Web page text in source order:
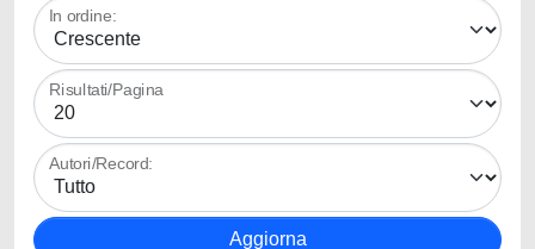
In ordine:
Risultati/Pagina
Autori/Record: